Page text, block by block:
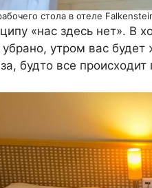
стола в отеле
«нас здесь нет». В
утром вас
будто все